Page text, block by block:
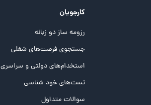
کارجویان
رزومه ساز دو زبانه
جستجوی فرصت‌های شغلی
استخدام‌های دولتی و سراسری
تست‌های خود شناسی
تست MBTI
سوالات متداول